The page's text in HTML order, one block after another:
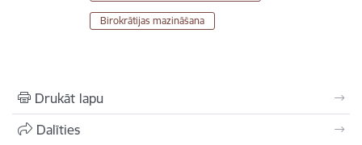
Birokrātijas mazināšana
Drukāt lapu
Dalīties